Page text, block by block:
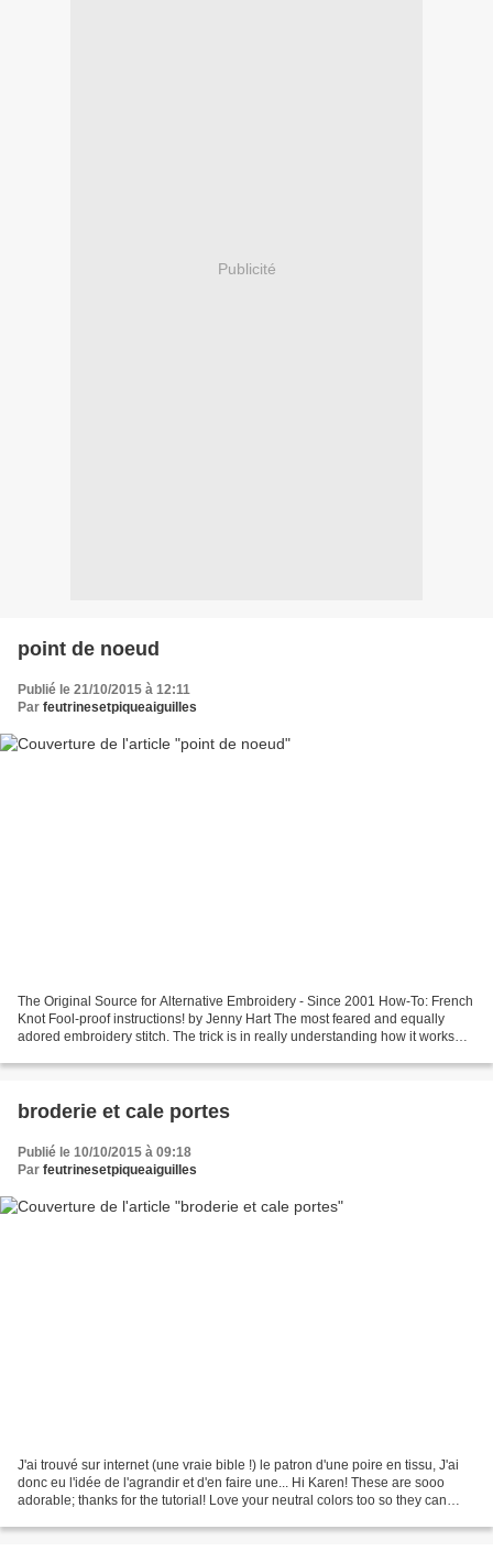
Publicité
point de noeud
Publié le 21/10/2015 à 12:11
Par feutrinesetpiqueaiguilles
The Original Source for Alternative Embroidery - Since 2001 How-To: French
Knot Fool-proof instructions! by Jenny Hart The most feared and equally
adored embroidery stitch. The trick is in really understanding how it works
broderie et cale portes
Publié le 10/10/2015 à 09:18
Par feutrinesetpiqueaiguilles
J'ai trouvé sur internet (une vraie bible !) le patron d'une poire en tissu, J'ai
donc eu l'idée de l'agrandir et d'en faire une... Hi Karen! These are sooo
adorable; thanks for the tutorial! Love your neutral colors too so they can